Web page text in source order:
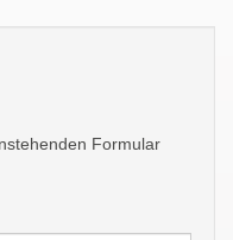
Formular